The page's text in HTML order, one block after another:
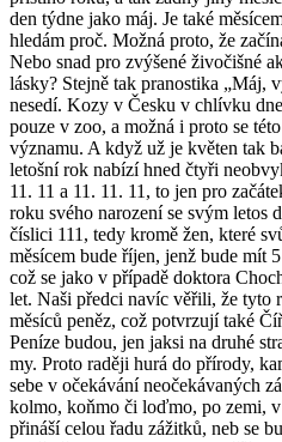
den týdne jako máj. Je také
hledám proč. Možná proto, že
Nebo snad pro zvýšené živočišné
lásky? Stejně tak pranostika „Máj,
nesedí. Kozy v Česku v chlívku
pouze v zoo, a možná i proto se
významu. A když už je květen tak
letošní rok nabízí hned čtyři
11. 11 a 11. 11. 11, to jen pro
roku svého narození se svým letos
číslici 111, tedy kromě žen, které
měsícem bude říjen, jenž bude mít
což se jako v případě doktora
let. Naši předci navíc věřili, že tyto
měsíců peněz, což potvrzují také
Peníze budou, jen jaksi na druhé
my. Proto raději hurá do přírody,
sebe v očekávání neočekávaných
kolmo, koňmo či loďmo, po zemi,
přináší celou řadu zážitků, neb se